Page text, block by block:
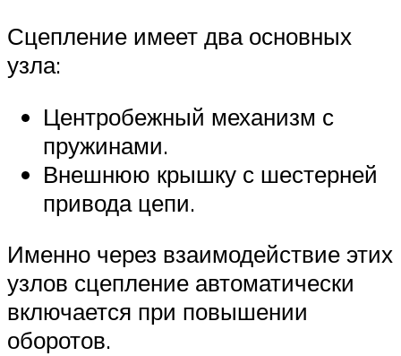
Сцепление имеет два основных
узла:
Центробежный механизм с
пружинами.
Внешнюю крышку с шестерней
привода цепи.
Именно через взаимодействие этих
узлов сцепление автоматически
включается при повышении
оборотов.